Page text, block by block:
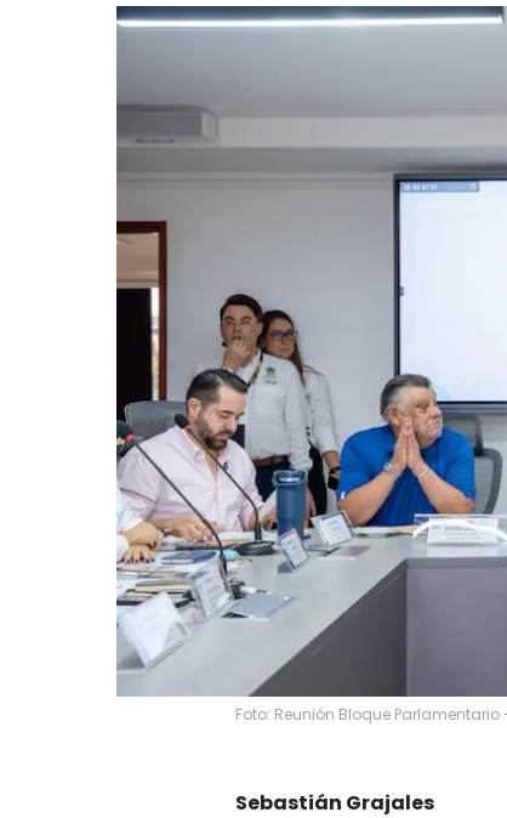
Foto: Reunión Bloque
Sebastián Grajales